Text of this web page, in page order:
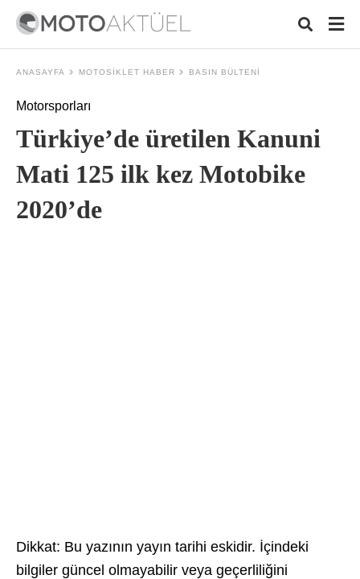
ANASAYFA MOTOSIKLET HABER BASIN BÜLTENI
Motorsporları
Türkiye’de üretilen Kanuni
Mati 125 ilk kez Motobike
2020’de
Dikkat: Bu yazının yayın tarihi eskidir. İçindeki
bilgiler güncel olmayabilir veya geçerliliğini